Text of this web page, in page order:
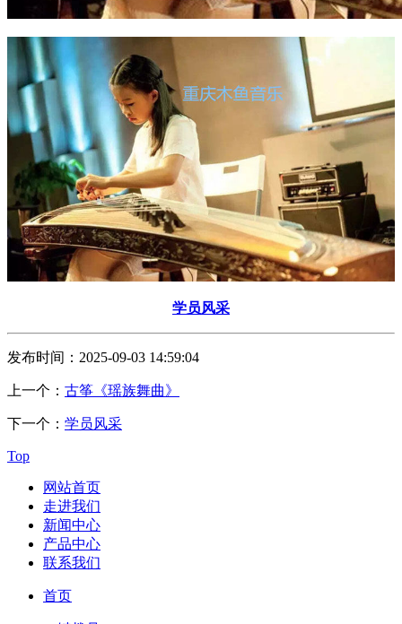
学员风采
发布时间：2025-09-03 14:59:04
上一个： 古筝《瑶族舞曲》
下一个： 学员风采
Top
网站首页
走进我们
新闻中心
产品中心
联系我们
首页